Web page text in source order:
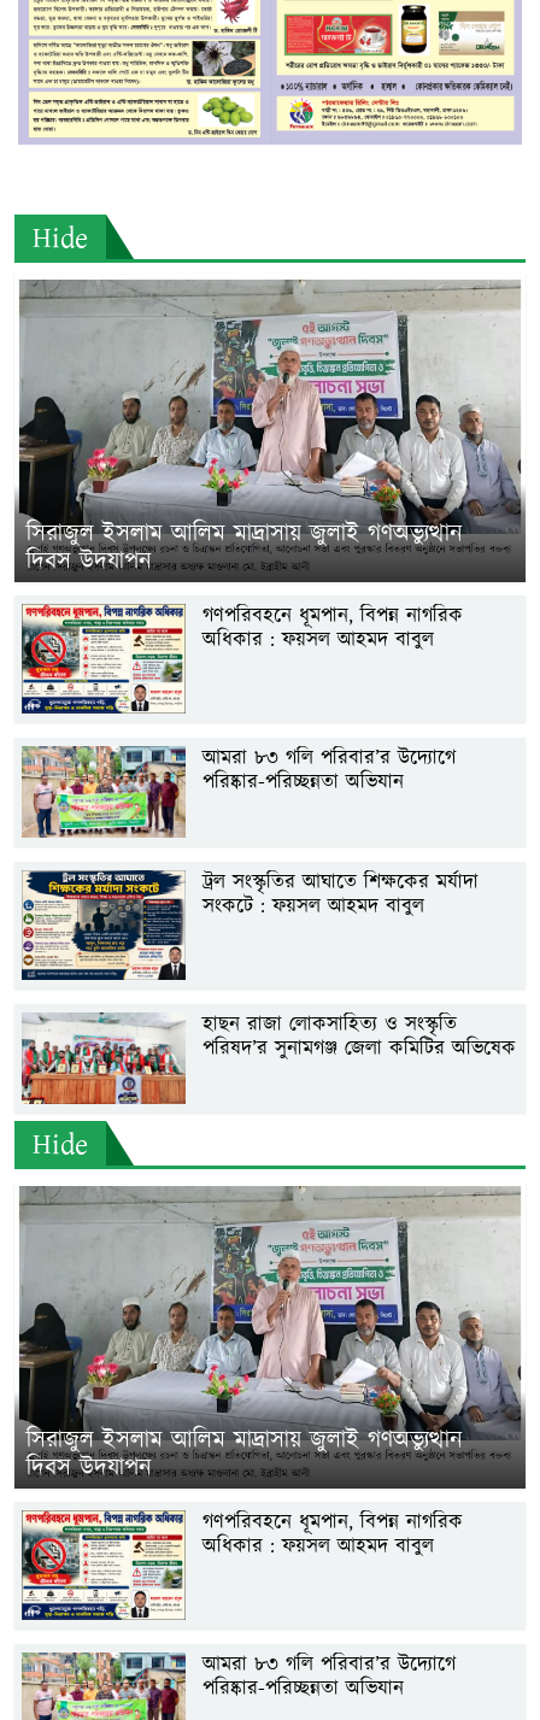
Hide
সিরাজুল ইসলাম আলিম মাদ্রাসায় জুলাই গণঅভ্যুত্থান
দিবস উদযাপন
গণপরিবহনে ধূমপান, বিপন্ন নাগরিক
অধিকার : ফয়সল আহমদ বাবুল
আমরা ৮৩ গলি পরিবার’র উদ্যোগে
পরিষ্কার-পরিচ্ছন্নতা অভিযান
ট্রল সংস্কৃতির আঘাতে শিক্ষকের মর্যাদা
সংকটে : ফয়সল আহমদ বাবুল
হাছন রাজা লোকসাহিত্য ও সংস্কৃতি
পরিষদ’র সুনামগঞ্জ জেলা কমিটির অভিষেক
Hide
সিরাজুল ইসলাম আলিম মাদ্রাসায় জুলাই গণঅভ্যুত্থান
দিবস উদযাপন
গণপরিবহনে ধূমপান, বিপন্ন নাগরিক
অধিকার : ফয়সল আহমদ বাবুল
আমরা ৮৩ গলি পরিবার’র উদ্যোগে
পরিষ্কার-পরিচ্ছন্নতা অভিযান